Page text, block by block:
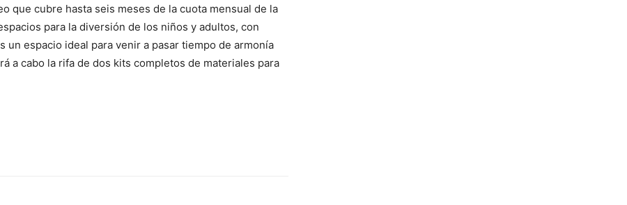
que cubre hasta seis meses de la cuota mensual de la
para la diversión de los niños y adultos, con
espacio ideal para venir a pasar tiempo de armonía
a cabo la rifa de dos kits completos de materiales para